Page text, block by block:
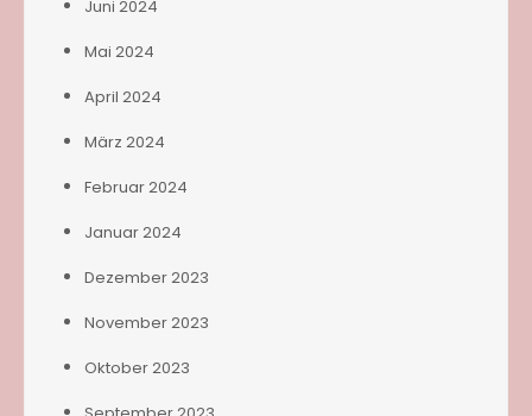
Juni 2024
Mai 2024
April 2024
März 2024
Februar 2024
Januar 2024
Dezember 2023
November 2023
Oktober 2023